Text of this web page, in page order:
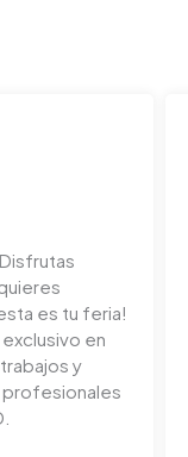
es tu feria!
en
y